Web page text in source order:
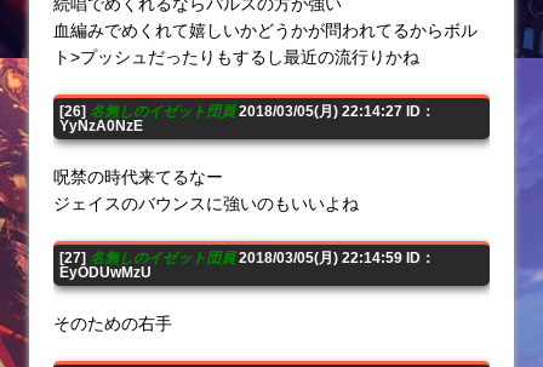
血編みでめくれて嬉しいかどうかが問われてるからボル
ト>プッシュだったりもするし最近の流行りかね
[26] 名無しのイゼット団員2018/03/05(月) 22:14:27 ID：
YyNzA0NzE
呪禁の時代来てるなー
ジェイスのバウンスに強いのもいいよね
[27] 名無しのイゼット団員2018/03/05(月) 22:14:59 ID：
EyODUwMzU
そのための右手